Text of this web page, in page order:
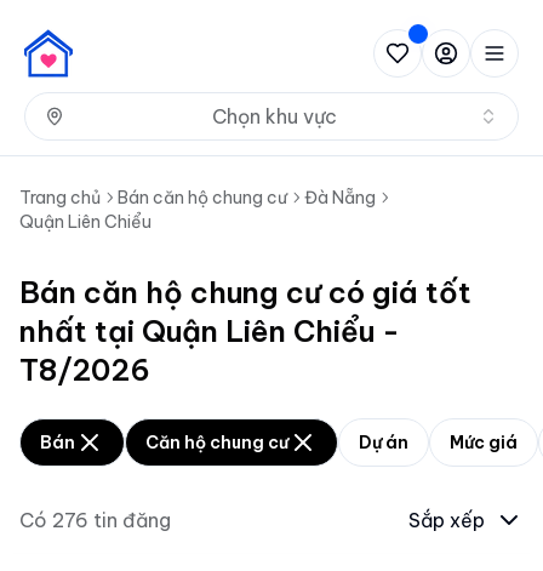
Chọn khu vực
Trang chủ Bán căn hộ chung cư
Đà Nẵng
Quận Liên Chiểu
Bán căn hộ chung cư có giá tốt
nhất tại Quận Liên Chiểu -
T8/2026
Bán Căn hộ chung cư Dự án Mức giá
Có 276 tin đăng Sắp xếp